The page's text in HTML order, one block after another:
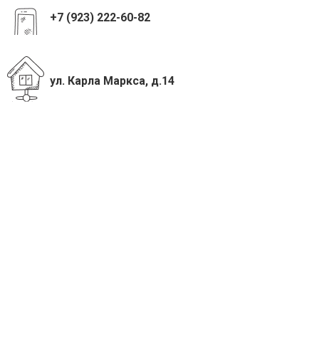
+7 (923) 222-60-82
ул. Карла Маркса, д.14